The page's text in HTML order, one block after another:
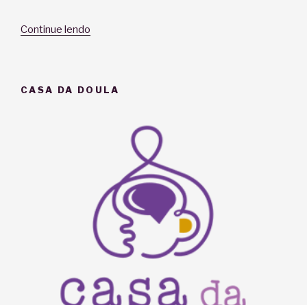
Continue lendo
CASA DA DOULA